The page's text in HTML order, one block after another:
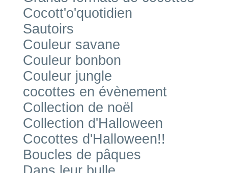
Cocott'o'quotidien
Sautoirs
Couleur savane
Couleur bonbon
Couleur jungle
cocottes en évènement
Collection de noël
Collection d'Halloween
Cocottes d'Halloween!!
Boucles de pâques